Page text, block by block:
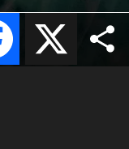
X
Facebook